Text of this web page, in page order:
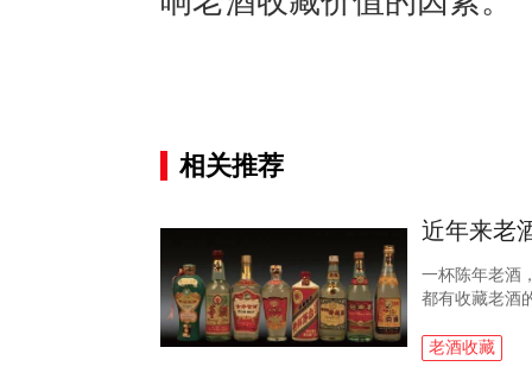
相关推荐
近年来老
一杯陈年老酒
都有收藏老酒
士武先生表示
老酒收藏